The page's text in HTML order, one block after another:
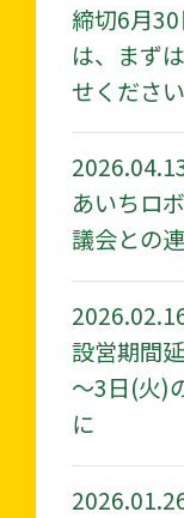
締切6月
は、まず
せください
あいちロ
議会との
設営期間
～3日(火)
に